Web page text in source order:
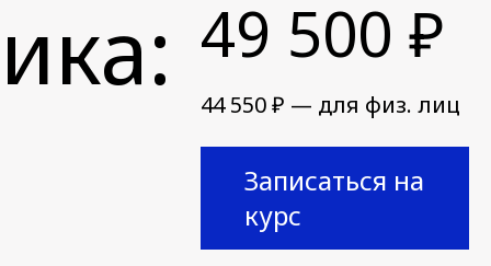
49 500 ₽
44 550 ₽ — для физ. лиц
Записаться на
курс